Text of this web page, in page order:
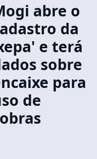
abre o
da
e terá
sobre
para
de